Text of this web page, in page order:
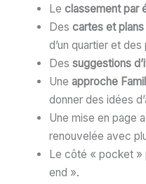
Le classement par
Descartes et plans
d’un quartier et des
Dessuggestions
Uneapproche
donner des idées
Une mise en page
renouvelée avec
Le côté « pocket »
end ».